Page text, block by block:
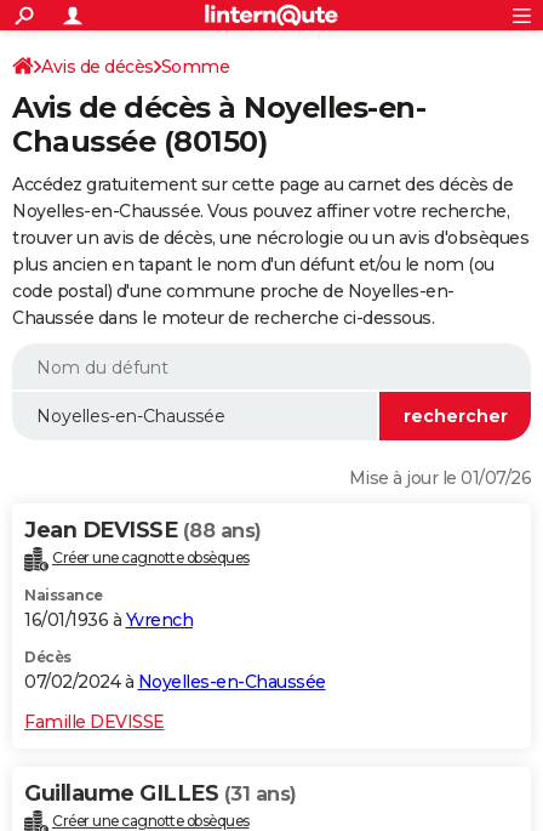
ACTUALITÉS
Politique
Société
Faits Divers
Education
Monde
Villes
+
SPORT
Coupe du monde 2026
Football
Tennis
Cyclisme
Rugby
Forum
CULTURE
FINANCE
Retraite
Impôts
Epargne
Immobilier
Risques naturels par ville
Banque
Assurance
Crédit
AUTO
Essais
Réserver un essai
Citadines
Berlines
SUV
Forum auto
+
HIGH-TECH
Mobiles
Meilleur smartphone
Internet
Ordinateurs
Jeux vidéo
Guide high-tech
+
BRICOLAGE
Forum
Aménagement intérieur
Extérieur
Cuisine
Salle de bains
Jardinage
Rangement
WEEK-END
Guides de France
Escapades
Patrimoine
Expositions
Musées
Week-end nature
LIFESTYLE
Alimentation
Guide de la santé
Maladies
Médicaments
Sommeil
VOYAGE
Destinations
City break
Voyage nature
Voyage de noces
Forum
Climat
+PHOTO
GUIDES D'ACHAT
BONS PLANS
CARTE DE VOEUX
Dictionnaire
Biographies
Citations
Expressions
Proverbes
PROGRAMME TV
Avis de décès Somme
Avis de décès à Noyelles-en-
Chaussée (80150)
Accédez gratuitement sur cette page au carnet des décès de
Noyelles-en-Chaussée. Vous pouvez affiner votre recherche,
trouver un avis de décès, une nécrologie ou un avis d'obsèques
plus ancien en tapant le nom d'un défunt et/ou le nom (ou
code postal) d'une commune proche de Noyelles-en-
Chaussée dans le moteur de recherche ci-dessous.
Mise à jour le 01/07/26
Jean DEVISSE (88 ans)
Créer une cagnotte obsèques
Naissance
16/01/1936 à Yvrench
Décès
07/02/2024 à Noyelles-en-Chaussée
Famille DEVISSE
Guillaume GILLES (31 ans)
Créer une cagnotte obsèques